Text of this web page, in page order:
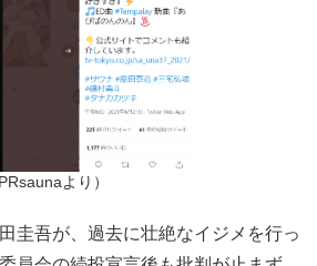
より）
圭吾が、過去に壮絶なイジメを行っ